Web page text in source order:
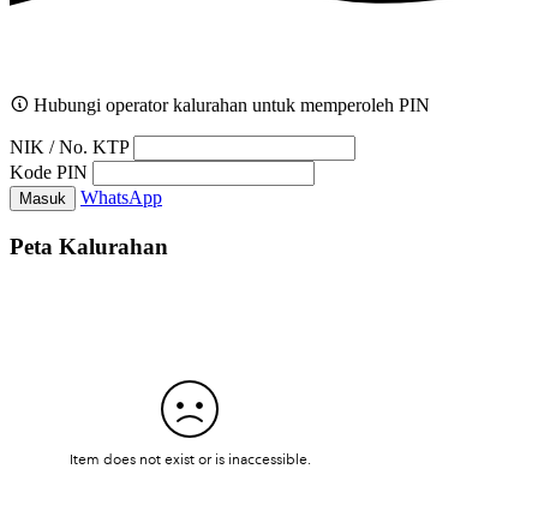
Hubungi operator kalurahan untuk memperoleh PIN
NIK / No. KTP
Kode PIN
Masuk WhatsApp
Peta Kalurahan